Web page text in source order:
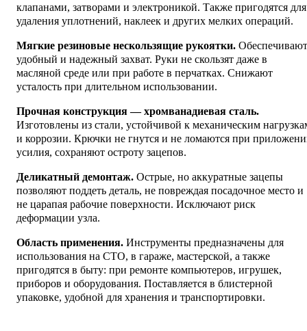
клапанами, затворами и электроникой. Также пригодятся для
удаления уплотнений, наклеек и других мелких операций.
Мягкие резиновые нескользящие рукоятки. Обеспечивают
удобный и надежный захват. Руки не скользят даже в
масляной среде или при работе в перчатках. Снижают
усталость при длительном использовании.
Прочная конструкция — хромванадиевая сталь.
Изготовлены из стали, устойчивой к механическим
и коррозии. Крючки не гнутся и не ломаются при
усилия, сохраняют остроту зацепов.
Деликатный демонтаж. Острые, но аккуратные зацепы
позволяют поддеть деталь, не повреждая посадочное место и
не царапая рабочие поверхности. Исключают риск
деформации узла.
Область применения. Инструменты предназначены для
использования на СТО, в гараже, мастерской, а также
пригодятся в быту: при ремонте компьютеров, игрушек,
приборов и оборудования. Поставляется в блистерной
упаковке, удобной для хранения и транспортировки.